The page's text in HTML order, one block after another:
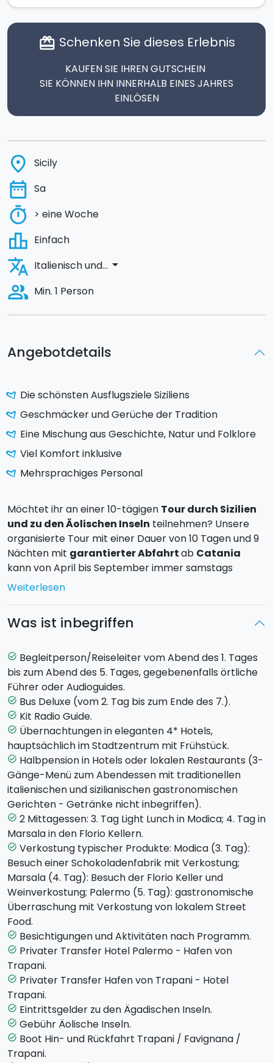
Angebotdetails
Die schönsten Ausflugsziele Siziliens
Geschmäcker und Gerüche der Tradition
Eine Mischung aus Geschichte, Natur und Folklore
Viel Komfort inklusive
Mehrsprachiges Personal
Möchtet ihr an einer 10-tägigen Tour durch Sizilien
und zu den Äolischen Inseln teilnehmen? Unsere
organisierte Tour mit einer Dauer von 10 Tagen und 9
Nächten mit garantierter Abfahrtab Catania
kann von April bis September immer samstags
angetreten werden und sieht das folgende
Tag 1 - Samstag - CATANIA (Hotel in Catania)
Stadt Catania. Am späten Nachmittag Treffen mit
unserem Guide, Abendessen und Übernachtung im
Hotel.
Tag 2 - Sonntag - SYRAKUS UND NOTO (Hotel in
Catania)
Der Tag beginnt mit dem Besuch vonSyrakus
desArchäologischen Parks von Neapolis. Zu
Beginn werdet ihr das Griechische Theater besuchen,
das römische Amphitheater sowie die Latomie del
Paradiso und das Ohr des Dionysos. Der Tag geht
weiter in RichtungNoto , der Hauptstadt des
sizilianischen Barocks, wo ihr spazieren gehen und den
Flair des Ortes kennenlernen könnt. Rückkehr nach
Catania, Abendessen und Übernachtung im Hotel.
Tag 3 - Montag -RAGUSA IBLA, MODICA UND
PIAZZA ARMERINA (Hotel in Agrigent)
Nach dem Frühstück im Hotel Fahrt nach
Ibla, der Wiege des spät-sizilianischen Barocks.
Weiterfahrt nachModica , reich an Schätzen
barocker Architektur, ebenfalls von der Unesco zum
Weltkulturerbe erklärt. Während der Tour werdet ihr
einen Zwischenstop in einer der besten
Schokoladenfabriken der Stadt machen. Ihr werdet
außerdem von dem Besuch des Palazzo Castro
Polara Grimaldi aus dem 17. Jahrhundert mit einem
spektakulären Blick über die Stadt begeistert sein und
Weiterlesen
Was ist inbegriffen
task_alt Begleitperson/Reiseleiter vom Abend des 1. Tages
bis zum Abend des 5. Tages, gegebenenfalls örtliche
Führer oder Audioguides.
task_alt Bus Deluxe (vom 2. Tag bis zum Ende des 7.).
task_alt Kit Radio Guide.
task_alt Übernachtungen in eleganten 4* Hotels,
hauptsächlich im Stadtzentrum mit Frühstück.
task_alt Halbpension in Hotels oder lokalen Restaurants (3-
Gänge-Menü zum Abendessen mit traditionellen
italienischen und sizilianischen gastronomischen
Gerichten - Getränke nicht inbegriffen).
task_alt 2 Mittagessen: 3. Tag Light Lunch in Modica; 4. Tag in
Marsala in den Florio Kellern.
task_alt Verkostung typischer Produkte: Modica (3. Tag):
Besuch einer Schokoladenfabrik mit Verkostung;
Marsala (4. Tag): Besuch der Florio Keller und
Weinverkostung; Palermo (5. Tag): gastronomische
Überraschung mit Verkostung von lokalem Street
Food.
task_alt Besichtigungen und Aktivitäten nach Programm.
task_alt Privater Transfer Hotel Palermo - Hafen von
Trapani.
task_alt Privater Transfer Hafen von Trapani - Hotel
Trapani.
task_alt Eintrittsgelder zu den Ägadischen Inseln.
task_alt Gebühr Äolische Inseln.
task_alt Boot Hin- und Rückfahrt Trapani / Favignana /
Trapani.
card_giftcard Schenken Sie dieses Erlebnis
KAUFEN SIE IHREN GUTSCHEIN
SIE KÖNNEN IHN INNERHALB EINES JAHRES
EINLÖSEN
place Sicily
date_range Sa
timer > eine Woche
leaderboard Einfach
translate Italienisch und... arrow_drop_down
people_alt Min. 1 Person